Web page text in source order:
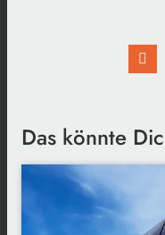
Das könnte